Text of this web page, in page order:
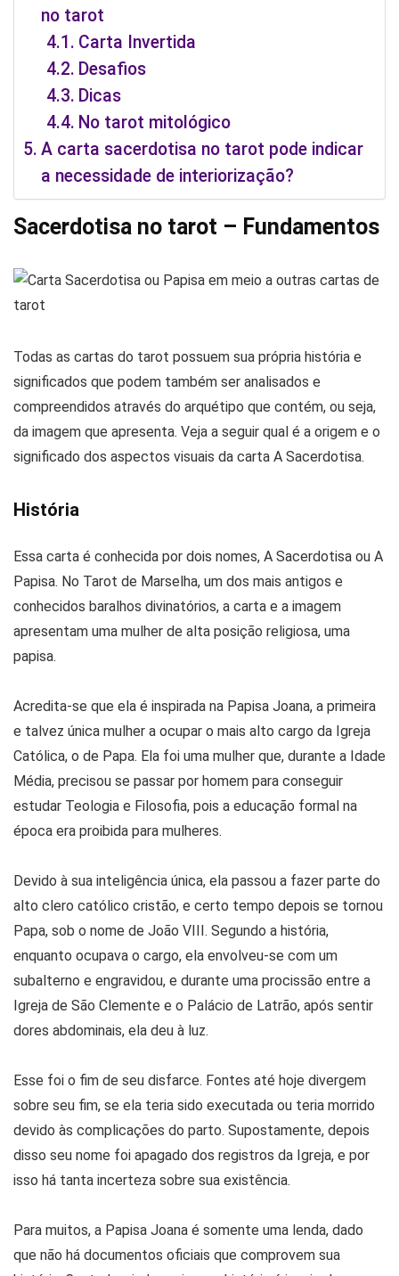
no tarot
Carta Invertida
Desafios
Dicas
No tarot mitológico
A carta sacerdotisa no tarot pode indicar
a necessidade de interiorização?
Sacerdotisa no tarot – Fundamentos
Todas as cartas do tarot possuem sua própria história e
significados que podem também ser analisados e
compreendidos através do arquétipo que contém, ou seja,
da imagem que apresenta. Veja a seguir qual é a origem e o
significado dos aspectos visuais da carta A Sacerdotisa.
História
Essa carta é conhecida por dois nomes, A Sacerdotisa ou A
Papisa. No Tarot de Marselha, um dos mais antigos e
conhecidos baralhos divinatórios, a carta e a imagem
apresentam uma mulher de alta posição religiosa, uma
papisa.
Acredita-se que ela é inspirada na Papisa Joana, a primeira
e talvez única mulher a ocupar o mais alto cargo da Igreja
Católica, o de Papa. Ela foi uma mulher que, durante a Idade
Média, precisou se passar por homem para conseguir
estudar Teologia e Filosofia, pois a educação formal na
época era proibida para mulheres.
Devido à sua inteligência única, ela passou a fazer parte do
alto clero católico cristão, e certo tempo depois se tornou
Papa, sob o nome de João VIII. Segundo a história,
enquanto ocupava o cargo, ela envolveu-se com um
subalterno e engravidou, e durante uma procissão entre a
Igreja de São Clemente e o Palácio de Latrão, após sentir
dores abdominais, ela deu à luz.
Esse foi o fim de seu disfarce. Fontes até hoje divergem
sobre seu fim, se ela teria sido executada ou teria morrido
devido às complicações do parto. Supostamente, depois
disso seu nome foi apagado dos registros da Igreja, e por
isso há tanta incerteza sobre sua existência.
Para muitos, a Papisa Joana é somente uma lenda, dado
que não há documentos oficiais que comprovem sua